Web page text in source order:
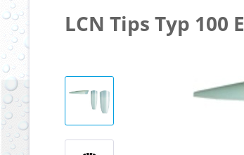
LCN Tips Typ 100 E